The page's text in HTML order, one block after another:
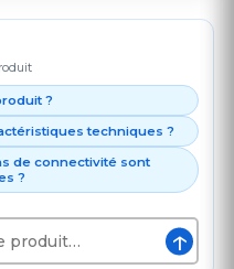
?
techniques ?
de connectivité sont
?
↑